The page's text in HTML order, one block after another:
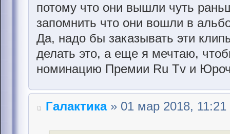
потому что они вышли чуть
запомнить что они вошли в
Да, надо бы заказывать эти
делать это, а еще я мечтаю,
номинацию Премии Ru Tv и
Галактика» 01 мар 2018, 11:21